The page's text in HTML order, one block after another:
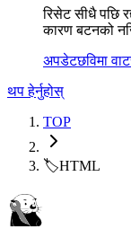
रिसेट सीधै पछि
कारण बटनको
अपडेटछविमा
थप हेर्नुहोस्
TOP
🏷️HTML